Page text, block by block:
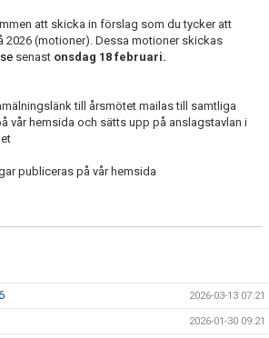
att skicka in förslag som du tycker att
2026 (motioner). Dessa motioner skickas
senast onsdag 18 februari.
till årsmötet mailas till samtliga
vår hemsida och sätts upp på anslagstavlan i
publiceras på vår hemsida
2026-03-13 07:21
2026-01-30 09:21